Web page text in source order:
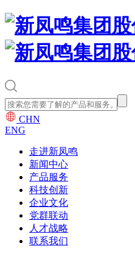
CHN
ENG
走进新凤鸣
新闻中心
产品服务
科技创新
企业文化
党群联动
人才战略
联系我们